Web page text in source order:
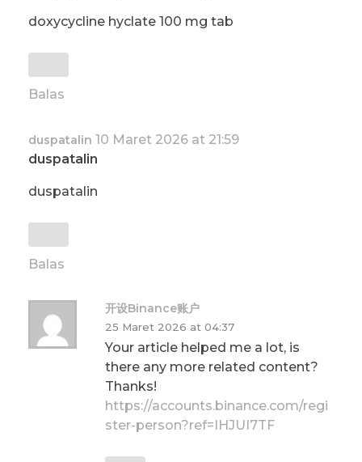
doxycycline hyclate 100 mg tab
Balas
duspatalin 10 Maret 2026 at 21:59
duspatalin
duspatalin
Balas
开设Binance账户
25 Maret 2026 at 04:37
Your article helped me a lot, is
there any more related content?
Thanks!
https://accounts.binance.com/regi
ster-person?ref=IHJUI7TF